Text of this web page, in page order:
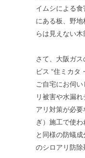
イムシによる
にある板、野
らは見えない木
さて、大阪ガ
ビス “住ミカタ
ご自宅にお伺
リ被害や水漏
アリ対策が必
ぎ）施工で使わ
と同様の防蟻
のシロアリ防